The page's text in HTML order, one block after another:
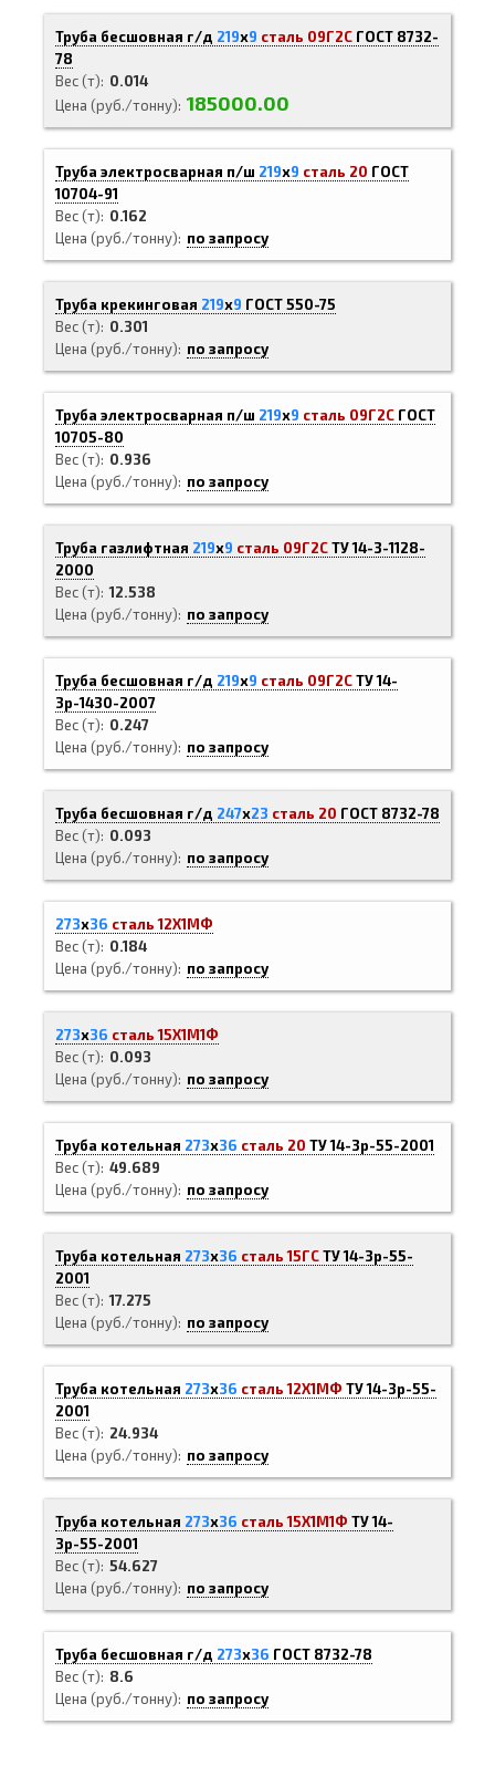
Труба бесшовная г/д 219х9 сталь 09Г2С ГОСТ 8732-
78
Вес (т)
0.014
Цена (руб./тонну) 185000.00
Труба электросварная п/ш 219х9 сталь 20 ГОСТ
10704-91
Вес (т)
0.162
Цена (руб./тонну)
по запросу
Труба крекинговая 219х9 ГОСТ 550-75
Вес (т)
0.301
Цена (руб./тонну)
по запросу
Труба электросварная п/ш 219х9 сталь 09Г2С ГОСТ
10705-80
Вес (т)
0.936
Цена (руб./тонну)
по запросу
Труба газлифтная 219х9 сталь 09Г2СТУ 14-3-1128-
2000
Вес (т) 12.538
Цена (руб./тонну)
по запросу
Труба бесшовная г/д 219х9 сталь 09Г2СТУ 14-
3р-1430-2007
Вес (т)
0.247
Цена (руб./тонну)
по запросу
Труба бесшовная г/д 247х23 сталь 20 ГОСТ 8732-78
Вес (т)
0.093
Цена (руб./тонну)
по запросу
273х36 сталь 12Х1МФ
Вес (т)
0.184
Цена (руб./тонну)
по запросу
273х36 сталь 15Х1М1Ф
Вес (т)
0.093
Цена (руб./тонну)
по запросу
Труба котельная 273х36 сталь 20 ТУ 14-3р-55-2001
Вес (т) 49.689
Цена (руб./тонну)
по запросу
Труба котельная 273х36 сталь 15ГСТУ 14-3р-55-
2001
Вес (т) 17.275
Цена (руб./тонну)
по запросу
Труба котельная 273х36 сталь 12Х1МФ ТУ 14-3р-55-
2001
Вес (т)
24.934
Цена (руб./тонну)
по запросу
Труба котельная 273х36 сталь 15Х1М1Ф ТУ 14-
3р-55-2001
Вес (т) 54.627
Цена (руб./тонну)
по запросу
Труба бесшовная г/д 273х36 ГОСТ 8732-78
Вес (т)
8.6
Цена (руб./тонну)
по запросу